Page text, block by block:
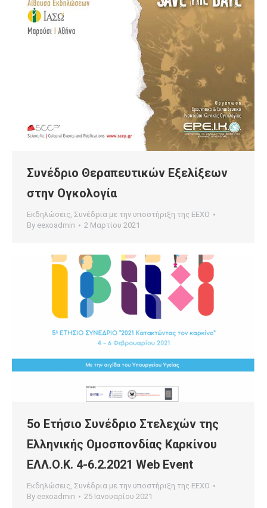
Συνέδριο Θεραπευτικών Εξελίξεων
στην Ογκολογία
Εκδηλώσεις Συνέδρια με την υποστήριξη της ΕΕΧΟ
By eexoadmin 2 Μαρτίου 2021
5ο Ετήσιο Συνέδριο Στελεχών της
Ελληνικής Ομοσπονδίας Καρκίνου
ΕΛΛ.Ο.Κ. 4-6.2.2021 Web Event
Εκδηλώσεις Συνέδρια με την υποστήριξη της ΕΕΧΟ
By eexoadmin 25 Ιανουαρίου 2021